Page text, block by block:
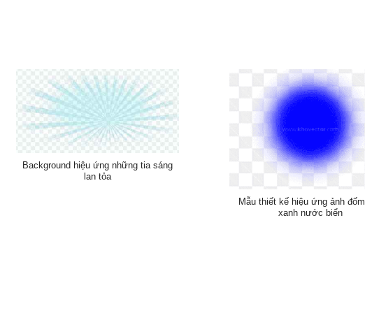
Background hiệu ứng những tia sáng
lan tỏa
Mẫu thiết kế hiệu ứng ảnh
xanh nước biển